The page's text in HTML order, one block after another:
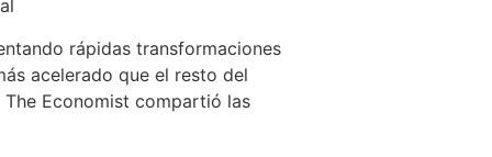
rápidas transformaciones
acelerado que el resto del
Economist compartió las